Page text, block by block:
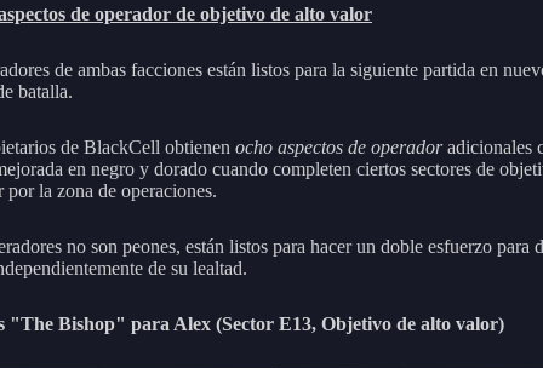
de operador de objetivo de alto valor
de ambas facciones están listos para la siguiente partida en
batalla.
de BlackCell obtienen ocho aspectos de operadoradicionales
en negro y dorado cuando completen ciertos sectores de
por la zona de operaciones.
no son peones, están listos para hacer un doble esfuerzo para
de su lealtad.
"The Bishop" para Alex (Sector E13, Objetivo de alto valor)